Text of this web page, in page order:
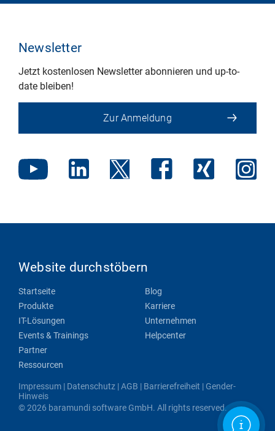
Newsletter
Jetzt kostenlosen Newsletter abonnieren und up-to-
date bleiben!
Zur Anmeldung
Website durchstöbern
Startseite
Produkte
IT-Lösungen
Events & Trainings
Partner
Ressourcen
Blog
Karriere
Unternehmen
Helpcenter
Impressum | Datenschutz |AGB | Barrierefreiheit | Gender-
Hinweis
© 2026 baramundi software GmbH. All rights reserved.